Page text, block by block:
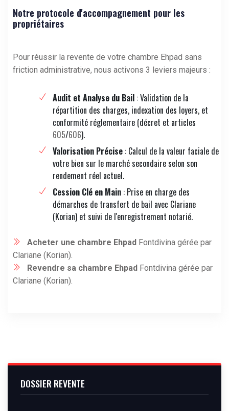
Notre protocole d'accompagnement pour les
propriétaires
Pour réussir la revente de votre chambre Ehpad sans
friction administrative, nous activons 3 leviers majeurs :
Audit et Analyse du Bail : Validation de la
répartition des charges, indexation des loyers, et
conformité réglementaire (décret et articles
605/606).
Valorisation Précise : Calcul de la valeur faciale de
votre bien sur le marché secondaire selon son
rendement réel actuel.
Cession Clé en Main : Prise en charge des
démarches de transfert de bail avec Clariane
(Korian) et suivi de l'enregistrement notarié.
Acheter une chambre Ehpad Fontdivina gérée par
Clariane (Korian).
Revendre sa chambre Ehpad Fontdivina gérée par
Clariane (Korian).
DOSSIER REVENTE